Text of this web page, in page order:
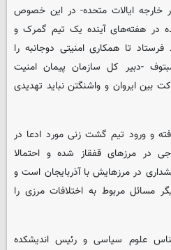
خارجه ایالات متحده- در این خصوص
در هفته‌های آینده یک تیم گمرک و
تا همکاری امنیتی دوجانبه را
-دبیر کل سازمان پیمان امنیت
بین ایروان و واشنگتن نباید تهدیدی
و ورود تیم گشت زنی مورد ادعا در
در مرزهای قفقاز شده و احتمالا
در مرزهایش با آذربایجان است و
مسائل مربوط به اختلافات مرزی را
علوم سیاسی و رئیس اندیشکده